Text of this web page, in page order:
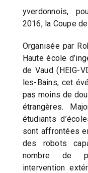
yverdonnois,
2016, la Coupe
Organisée par
Haute école
de Vaud (HEIG-
les-Bains, cet
pas moins de
étrangères.
étudiants
sont affrontées
des robots
nombre de
intervention